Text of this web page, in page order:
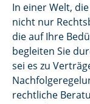
In einer Welt,
nicht nur
die auf Ihre
begleiten Sie
sei es zu
rechtliche